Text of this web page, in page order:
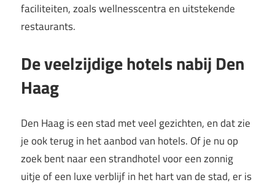
faciliteiten, zoals wellnesscentra en uitstekende
restaurants.
De veelzijdige hotels nabij Den
Haag
Den Haag is een stad met veel gezichten, en dat zie
je ook terug in het aanbod van hotels. Of je nu op
zoek bent naar een strandhotel voor een zonnig
uitje of een luxe verblijf in het hart van de stad, er is